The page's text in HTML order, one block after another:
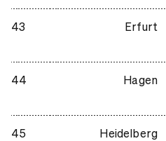
43 Erfurt
44 Hagen
45 Heidelberg